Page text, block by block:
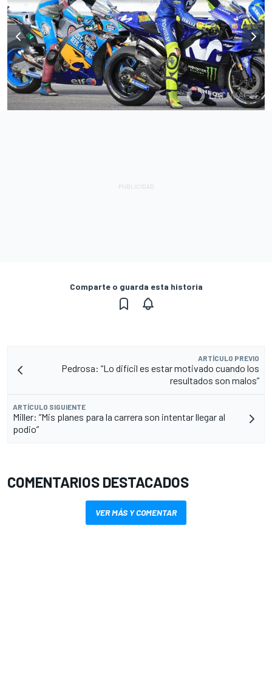
Comparte o guarda esta historia
ARTÍCULO PREVIO
Pedrosa: “Lo difícil es estar motivado cuando los
resultados son malos”
ARTÍCULO SIGUIENTE
Miller: “Mis planes para la carrera son intentar llegar al
podio”
COMENTARIOS DESTACADOS
VER MÁS Y COMENTAR